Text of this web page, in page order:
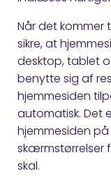
Når det kommer
sikre, at
desktop, tablet
benytte sig af
hjemmesiden
automatisk. Det
hjemmesiden
skærmstørrelser
skal.